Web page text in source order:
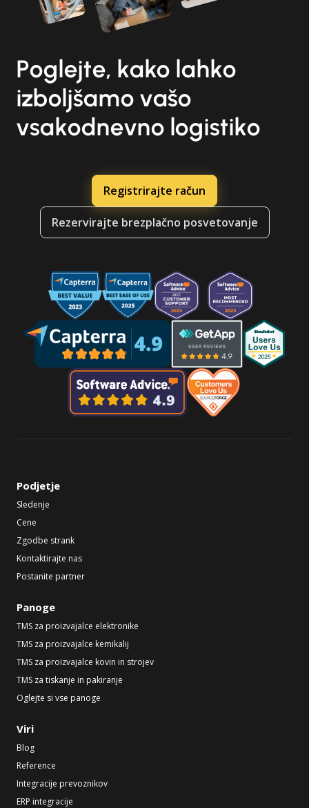
Poglejte, kako lahko
izboljšamo vašo
vsakodnevno logistiko
Registrirajte račun
Rezervirajte brezplačno posvetovanje
Podjetje
Sledenje
Cene
Zgodbe strank
Kontaktirajte nas
Postanite partner
Panoge
TMS za proizvajalce elektronike
TMS za proizvajalce kemikalij
TMS za proizvajalce kovin in strojev
TMS za tiskanje in pakiranje
Oglejte si vse panoge
Viri
Blog
Reference
Integracije prevoznikov
ERP integracije